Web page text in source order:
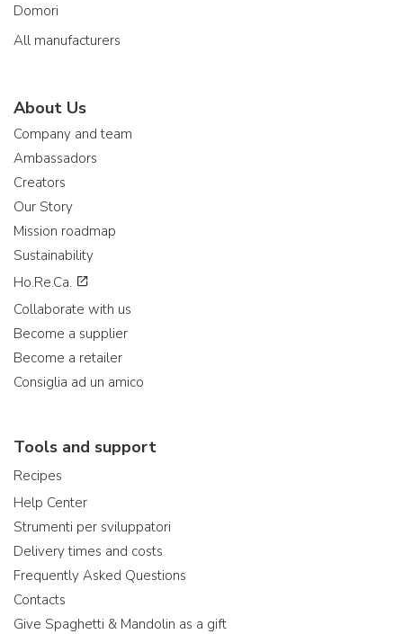
Domori
All manufacturers
About Us
Company and team
Ambassadors
Creators
Our Story
Mission roadmap
Sustainability
Ho.Re.Ca.
Collaborate with us
Become a supplier
Become a retailer
Consiglia ad un amico
Tools and support
Recipes
Help Center
Strumenti per sviluppatori
Delivery times and costs
Frequently Asked Questions
Contacts
Give Spaghetti & Mandolin as a gift